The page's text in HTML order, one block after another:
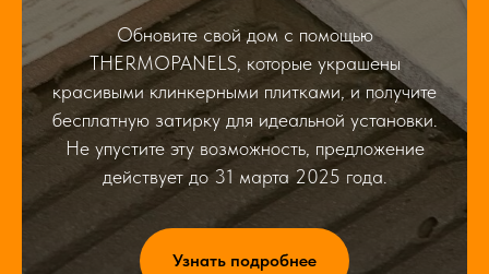
Обновите свой дом с помощью
THERMOPANELS, которые украшены
красивыми клинкерными плитками, и получите
бесплатную затирку для идеальной установки.
Не упустите эту возможность, предложение
действует до 31 марта 2025 года.
Узнать подробнее